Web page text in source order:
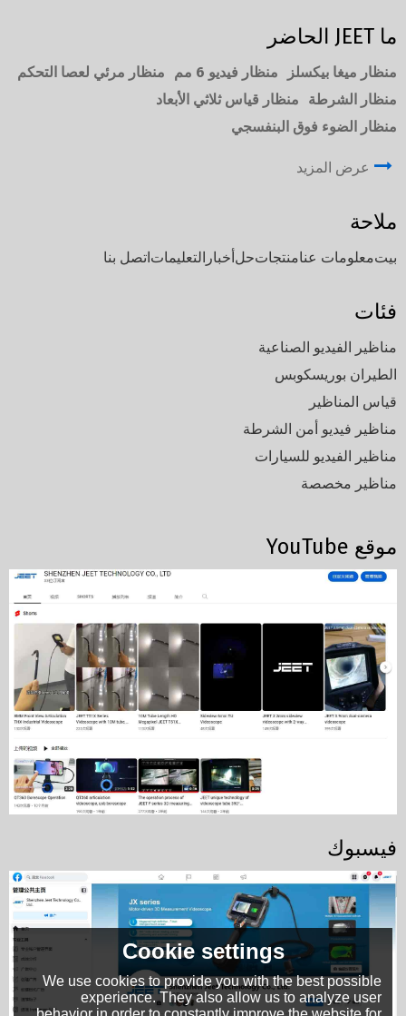
ما JEET الحاضر
منظار ميغا بيكسلز منظار فيديو 6 مم
منظار مرئي لعصا التحكم
منظار الشرطة
منظار قياس ثلاثي الأبعاد
منظار الضوء فوق البنفسجي
عرض المزيد
ملاحة
بيتمعلومات عنامنتجاتحلأخبار التعليماتاتصل بنا
فئات
مناظير الفيديو الصناعية
الطيران بوريسكوبس
قياس المناظير
مناظير فيديو أمن الشرطة
مناظير الفيديو للسيارات
مناظير مخصصة
موقع YouTube
فيسبوك
Cookie settings
We use cookies to provide you with the best possible
experience. They also allow us to analyze user